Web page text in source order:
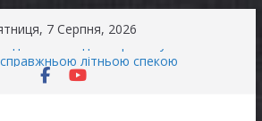
7 Серпня, 2026
днями погода випробовує жителів
справжньою літньою спекою